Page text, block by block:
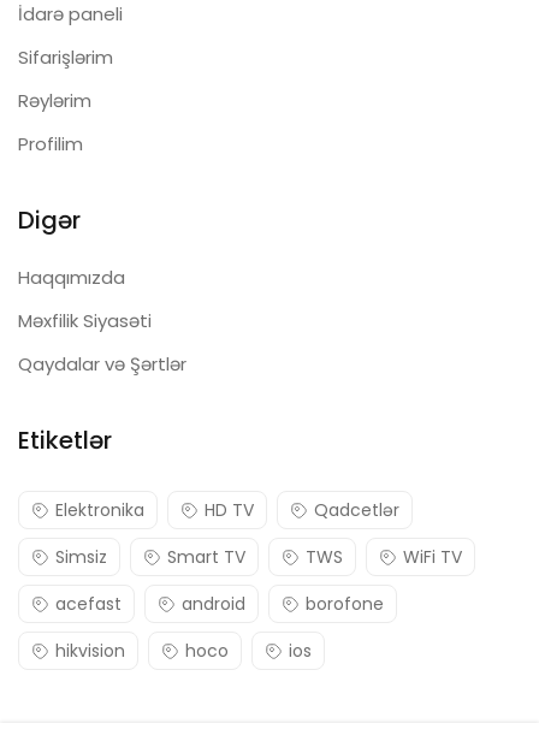
İdarə paneli
Sifarişlərim
Rəylərim
Profilim
Digər
Haqqımızda
Məxfilik Siyasəti
Qaydalar və Şərtlər
Etiketlər
Elektronika HD TV
Qadcetlər
Simsiz
Smart TV TWS
WiFi TV
acefast
android
borofone
hikvision
hoco ios